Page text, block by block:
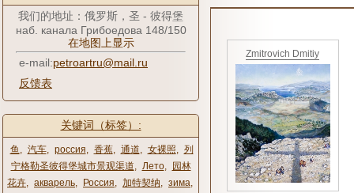
我们的地址：俄罗斯，圣 - 彼得堡
наб. канала Грибоедова 148/150
在地图上显示
e-mail:petroartru@mail.ru
反馈表
关键词（标签）:
鱼 , 汽车, россия, 香蕉, 通道, 女裸照, 列
宁格勒圣彼得堡城市景观渠道, Лето,
园林
花卉, акварель, Россия, 加特契纳, зима,
Zmitrovich Dmitiy